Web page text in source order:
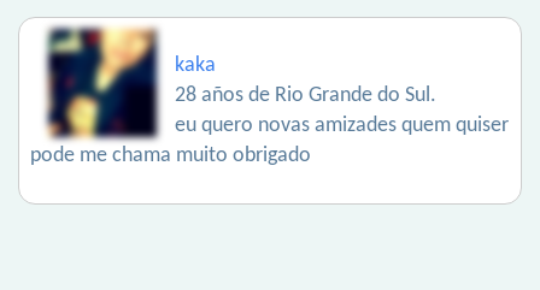
kaka
28 años de Rio Grande do Sul.
eu quero novas amizades quem quiser
pode me chama muito obrigado